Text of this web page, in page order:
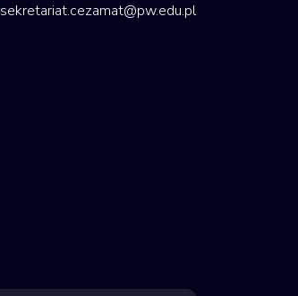
sekretariat.cezamat@pw.edu.pl